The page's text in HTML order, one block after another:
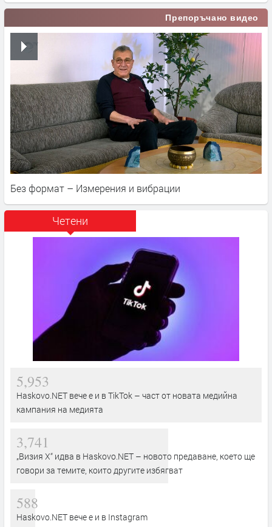
Препоръчано видео
Без формат – Измерения и вибрации
Четени
5,953
Haskovo.NET вече е и в TikTok – част от новата медийна
кампания на медията
3,741
„Визия Х“ идва в Haskovo.NET – новото предаване, което ще
говори за темите, които другите избягват
588
Haskovo.NET вече е и в Instagram